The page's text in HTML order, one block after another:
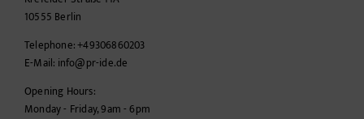
10555 Berlin
Telephone:+49306860203
E-Mail: info@pr-ide.de
Opening Hours:
Monday - Friday, 9am - 6pm